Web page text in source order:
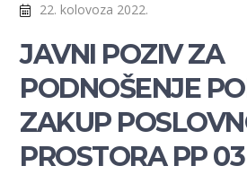
22. kolovoza 2022.
JAVNI POZIV ZA
PODNOŠENJE
ZAKUP
PROSTORA PP 03